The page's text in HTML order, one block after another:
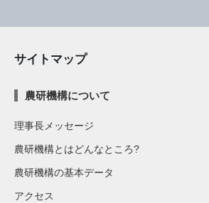
サイトマップ
農研機構について
理事長メッセージ
農研機構とはどんなところ?
農研機構の基本データ
アクセス